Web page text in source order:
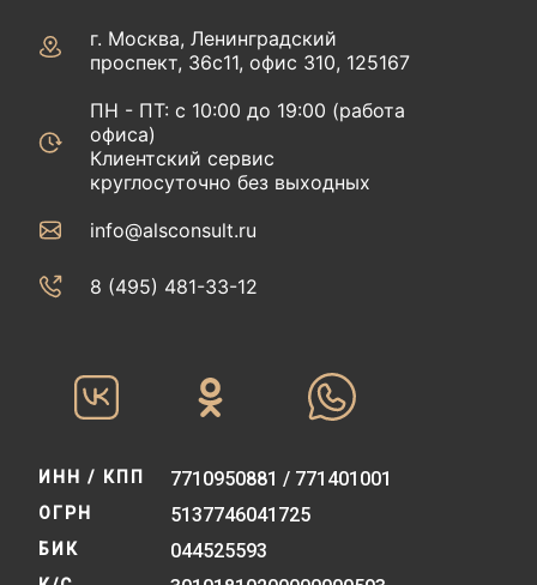
г. Москва, Ленинградский
проспект, 36с11, офис 310, 125167
ПН - ПТ: с 10:00 до 19:00 (работа
офиса)
Клиентский сервис
круглосуточно без выходных
info@alsconsult.ru
8 (495) 481-33-12‬‬
ИНН / КПП 7710950881 / 771401001
ОГРН 5137746041725
БИК 044525593